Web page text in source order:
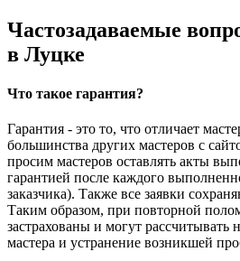
Частозадаваемые
в Луцке
Что такое гарантия?
Гарантия - это то, что отличает
большинства других мастеров с
просим мастеров оставлять акты
гарантией после каждого
заказчика). Также все заявки
Таким образом, при повторной
застрахованы и могут рассчитывать
мастера и устранение возникшей